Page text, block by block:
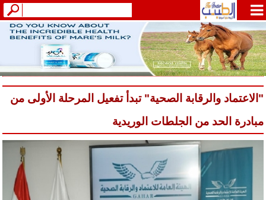
"الاعتماد والرقابة الصحية" تبدأ تفعيل المرحلة الأولى من
مبادرة الحد من الجلطات الوريدية